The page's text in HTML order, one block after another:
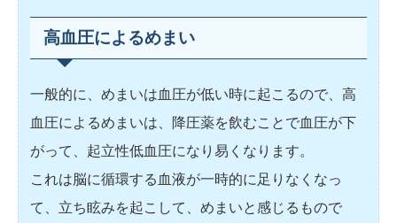
高血圧によるめまい
一般的に、めまいは血圧が低い時に起こるので、高
血圧によるめまいは、降圧薬を飲むことで血圧が下
がって、起立性低血圧になり易くなります。
これは脳に循環する血液が一時的に足りなくなっ
て、立ち眩みを起こして、めまいと感じるもので